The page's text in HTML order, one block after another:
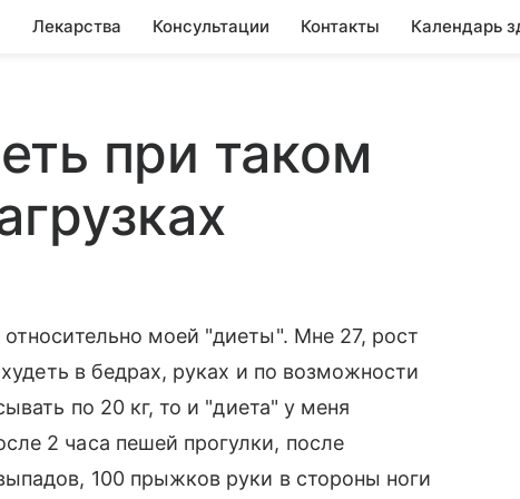
Лекарства Консультации Контакты Календарь
при таком
моей "диеты". Мне 27, рост
в бедрах, руках и по возможности
по 20 кг, то и "диета" у меня
2 часа пешей прогулки, после
100 прыжков руки в стороны ноги